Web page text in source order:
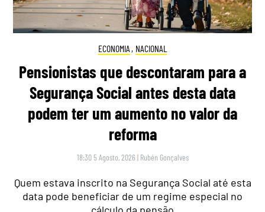
ECONOMIA , NACIONAL
Pensionistas que descontaram para a
Segurança Social antes desta data
podem ter um aumento no valor da
reforma
18:30 5 Agosto, 2026 | Rubén Gonçalves
Quem estava inscrito na Segurança Social até esta
data pode beneficiar de um regime especial no